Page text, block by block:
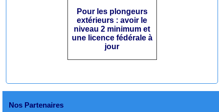
Pour les plongeurs
extérieurs : avoir le
niveau 2 minimum et
une licence fédérale à
jour
Nos Partenaires